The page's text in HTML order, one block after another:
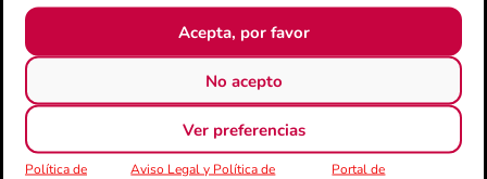
Acepta, por favor
No acepto
Ver preferencias
Política de
Aviso Legal y Política de
Portal de
COMPARTIR
ESDEVENIMENT